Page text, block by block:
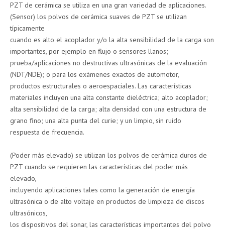
PZT de cerámica se utiliza en una gran variedad de aplicaciones.
(Sensor) los polvos de cerámica suaves de PZT se utilizan
típicamente
cuando es alto el acoplador y/o la alta sensibilidad de la carga son
importantes, por ejemplo en flujo o sensores llanos;
prueba/aplicaciones no destructivas ultrasónicas de la evaluación
(NDT/NDE); o para los exámenes exactos de automotor,
productos estructurales o aeroespaciales. Las características
materiales incluyen una alta constante dieléctrica; alto acoplador;
alta sensibilidad de la carga; alta densidad con una estructura de
grano fino; una alta punta del curie; y un limpio, sin ruido
respuesta de frecuencia.
(Poder más elevado) se utilizan los polvos de cerámica duros de
PZT cuando se requieren las características del poder más
elevado,
incluyendo aplicaciones tales como la generación de energía
ultrasónica o de alto voltaje en productos de limpieza de discos
ultrasónicos,
los dispositivos del sonar, las características importantes del polvo